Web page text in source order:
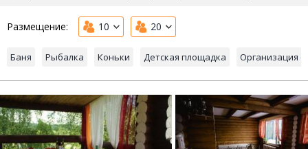
Размещение: 10 20
Баня Рыбалка Коньки Детская площадка Организация